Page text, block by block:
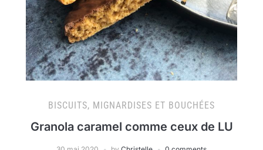
BISCUITS, MIGNARDISES ET BOUCHÉES
Granola caramel comme ceux de LU